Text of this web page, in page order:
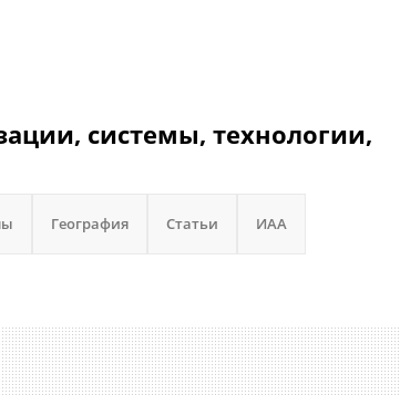
системы, технологии,
География Статьи ИАА